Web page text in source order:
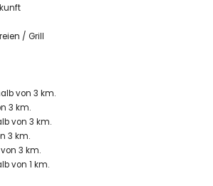
die im Mietpreis der Villa
gegen Aufpreis
(auf Anfrage)
für Ihren Urlaub in
/ Grill
von 3 km.
3 km.
von 3 km.
3 km.
3 km.
von 1 km.